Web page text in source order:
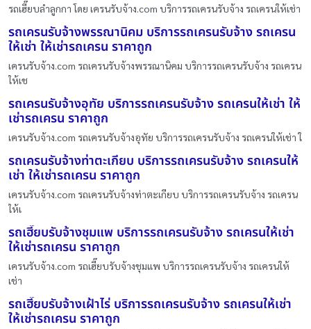
รถเฮี๊ยบลำลูกกา โดย เครนรับจ้าง.com บริการรถเครนรับจ้าง รถเครนให้เช่า
รถเครนรับจ้างพรรณานิคม บริการรถเครนรับจ้าง รถเครน
ให้เช่า ให้เช่ารถเครน ราคาถูก
เครนรับจ้าง.com รถเครนรับจ้างพรรณานิคม บริการรถเครนรับจ้าง รถเครน
ให้เช
รถเครนรับจ้างอุทัย บริการรถเครนรับจ้าง รถเครนให้เช่า ให้
เช่ารถเครน ราคาถูก
เครนรับจ้าง.com รถเครนรับจ้างอุทัย บริการรถเครนรับจ้าง รถเครนให้เช่า ใ
รถเครนรับจ้างท่าตะเกียบ บริการรถเครนรับจ้าง รถเครนให้
เช่า ให้เช่ารถเครน ราคาถูก
เครนรับจ้าง.com รถเครนรับจ้างท่าตะเกียบ บริการรถเครนรับจ้าง รถเครน
ให้เ
รถเฮี๊ยบรับจ้างชุมแพ บริการรถเครนรับจ้าง รถเครนให้เช่า
ให้เช่ารถเครน ราคาถูก
เครนรับจ้าง.com รถเฮี๊ยบรับจ้างชุมแพ บริการรถเครนรับจ้าง รถเครนให้
เช่า
รถเฮี๊ยบรับจ้างเฝ้าไร่ บริการรถเครนรับจ้าง รถเครนให้เช่า
ให้เช่ารถเครน ราคาถูก